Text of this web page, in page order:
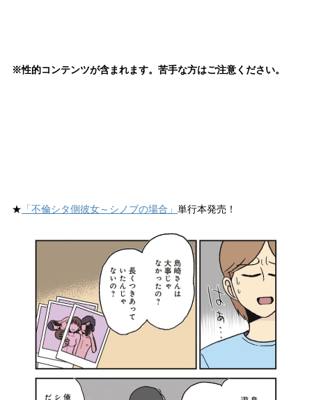
※性的コンテンツが含まれます。苦手な方はご注意ください。
★ 「不倫シタ側彼女～シノブの場合」 単行本発売！